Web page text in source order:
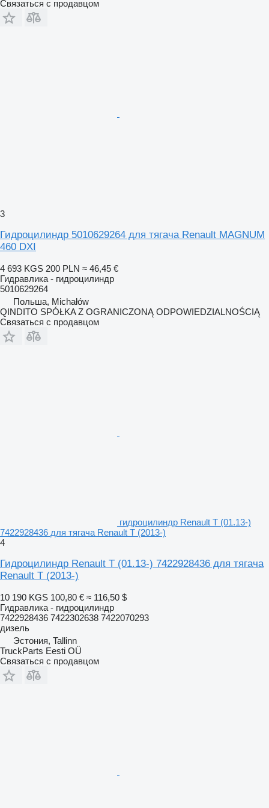
Связаться с продавцом
3
Гидроцилиндр 5010629264 для тягача Renault MAGNUM
460 DXI
4 693 KGS 200 PLN ≈ 46,45 €
Гидравлика - гидроцилиндр
5010629264
Польша, Michałów
QINDITO SPÓŁKA Z OGRANICZONĄ ODPOWIEDZIALNOŚCIĄ
Связаться с продавцом
гидроцилиндр Renault T (01.13-)
7422928436 для тягача Renault T (2013-)
4
Гидроцилиндр Renault T (01.13-) 7422928436 для тягача
Renault T (2013-)
10 190 KGS 100,80 € ≈ 116,50 $
Гидравлика - гидроцилиндр
7422928436 7422302638 7422070293
дизель
Эстония, Tallinn
TruckParts Eesti OÜ
Связаться с продавцом